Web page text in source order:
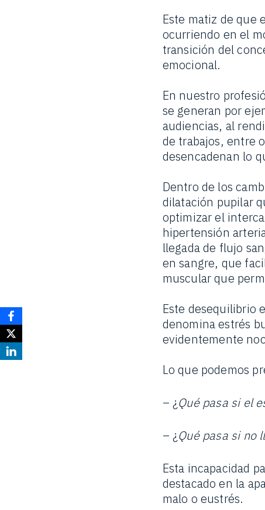
Este matiz de que
ocurriendo en el
transición del
emocional.
En nuestro
se generan por
audiencias, al
de trabajos, entre
desencadenan lo
Dentro de los
dilatación pupilar
optimizar el
hipertensión
llegada de flujo
en sangre, que
muscular que
Este desequilibrio
denomina estrés
evidentemente
Lo que podemos
– ¿Qué pasa si el
– ¿Qué pasa si no
Esta incapacidad
destacado en la
malo o eustrés.